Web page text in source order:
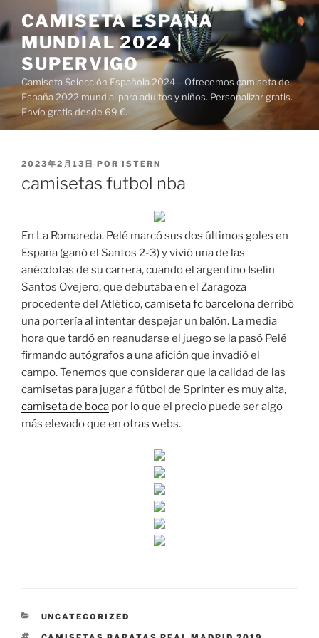
al
contenido
CAMISETA ESPAÑA
MUNDIAL 2024 |
SUPERVIGO
Camiseta Selección Española 2024 – Ofrecemos camiseta de
España 2022 mundial para adultos y niños. Personalizar gratis.
Envío gratis desde 69 €.
PUBLICADO
2023年2月13日 POR ISTERN
camisetas futbol nba
En La Romareda. Pelé marcó sus dos últimos goles en
España (ganó el Santos 2-3) y vivió una de las
anécdotas de su carrera, cuando el argentino Iselín
Santos Ovejero, que debutaba en el Zaragoza
procedente del Atlético,camiseta fc barcelonaderribó
una portería al intentar despejar un balón. La media
hora que tardó en reanudarse el juego se la pasó Pelé
firmando autógrafos a una afición que invadió el
campo. Tenemos que considerar que la calidad de las
camisetas para jugar a fútbol de Sprinter es muy alta,
camiseta de boca por lo que el precio puede ser algo
más elevado que en otras webs.
CATEGORÍAS
UNCATEGORIZED